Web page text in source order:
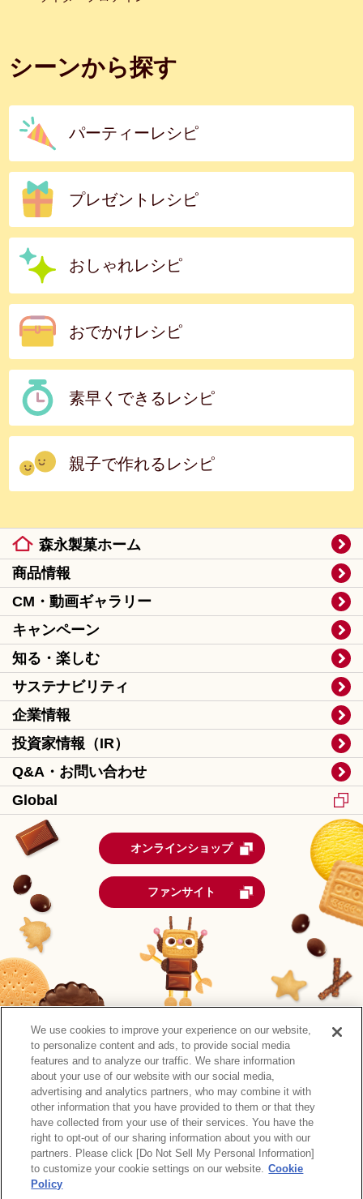
シーンから探す
パーティーレシピ
プレゼントレシピ
おしゃれレシピ
おでかけレシピ
素早くできるレシピ
親子で作れるレシピ
森永製菓ホーム
商品情報
CM・動画ギャラリー
キャンペーン
知る・楽しむ
サステナビリティ
企業情報
投資家情報（IR）
Q&A・お問い合わせ
Global
オンラインショップ
ファンサイト
森永製菓公式アカウント一覧
サイトマップ RSSの配信について
プライバシーポリシー
ウェブアクセシビリティ
ご利用規約 リンク
We use cookies to improve your experience on our website,
to personalize content and ads, to provide social media
features and to analyze our traffic. We share information
about your use of our website with our social media,
advertising and analytics partners, who may combine it with
other information that you have provided to them or that they
have collected from your use of their services. You have the
right to opt-out of our sharing information about you with our
partners. Please click [Do Not Sell My Personal Information]
to customize your cookie settings on our website. Cookie
Policy